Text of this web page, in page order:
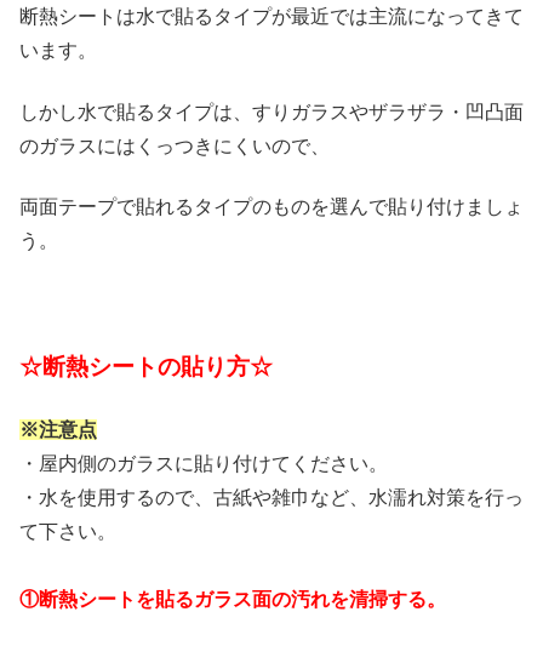
断熱シートは水で貼るタイプが最近では主流になってきて
います。
しかし水で貼るタイプは、すりガラスやザラザラ・凹凸面
のガラスにはくっつきにくいので、
両面テープで貼れるタイプのものを選んで貼り付けましょ
う。
☆断熱シートの貼り方☆
※注意点
・屋内側のガラスに貼り付けてください。
・水を使用するので、古紙や雑巾など、水濡れ対策を行っ
て下さい。
①断熱シートを貼るガラス面の汚れを清掃する。